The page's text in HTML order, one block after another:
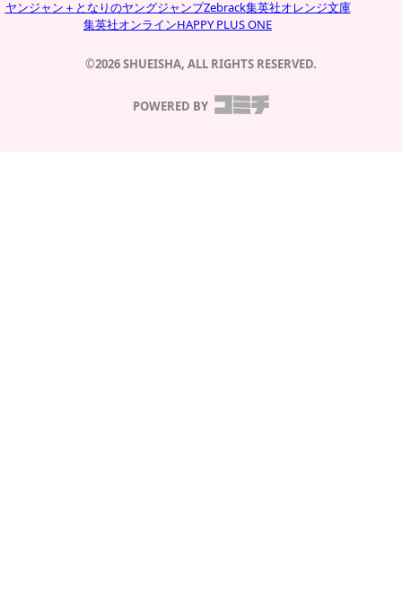
ヤンジャン＋ となりのヤングジャンプZebrack集英社オレンジ文庫
集英社オンラインHAPPY PLUS ONE
©2026 SHUEISHA, ALL RIGHTS RESERVED.
POWERED BY